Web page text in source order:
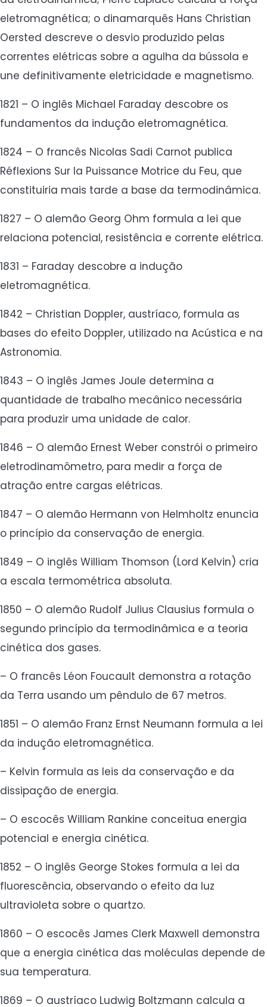
eletromagnética; o dinamarquês Hans Christian
Oersted descreve o desvio produzido pelas
correntes elétricas sobre a agulha da bússola e
une definitivamente eletricidade e magnetismo.
1821 – O inglês Michael Faraday descobre os
fundamentos da indução eletromagnética.
1824 – O francês Nicolas Sadi Carnot publica
Réflexions Sur la Puissance Motrice du Feu, que
constituiria mais tarde a base da termodinâmica.
1827 – O alemão Georg Ohm formula a lei que
relaciona potencial, resistência e corrente elétrica.
1831 – Faraday descobre a indução
eletromagnética.
1842 – Christian Doppler, austríaco, formula as
bases do efeito Doppler, utilizado na Acústica e na
Astronomia.
1843 – O inglês James Joule determina a
quantidade de trabalho mecânico necessária
para produzir uma unidade de calor.
1846 – O alemão Ernest Weber constrói o primeiro
eletrodinamômetro, para medir a força de
atração entre cargas elétricas.
1847 – O alemão Hermann von Helmholtz enuncia
o princípio da conservação de energia.
1849 – O inglês William Thomson (Lord Kelvin) cria
a escala termométrica absoluta.
1850 – O alemão Rudolf Julius Clausius formula o
segundo princípio da termodinâmica e a teoria
cinética dos gases.
– O francês Léon Foucault demonstra a rotação
da Terra usando um pêndulo de 67 metros.
1851 – O alemão Franz Ernst Neumann formula a lei
da indução eletromagnética.
– Kelvin formula as leis da conservação e da
dissipação de energia.
– O escocês William Rankine conceitua energia
potencial e energia cinética.
1852 – O inglês George Stokes formula a lei da
fluorescência, observando o efeito da luz
ultravioleta sobre o quartzo.
1860 – O escocês James Clerk Maxwell demonstra
que a energia cinética das moléculas depende de
sua temperatura.
1869 – O austríaco Ludwig Boltzmann calcula a